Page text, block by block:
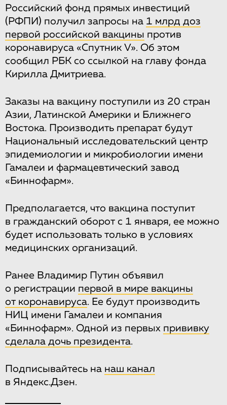
Российский фонд прямых инвестиций
(РФПИ) получил запросы на 1 млрд доз
первой российской вакцины против
коронавируса «Спутник V». Об этом
сообщил РБК со ссылкой на главу фонда
Кирилла Дмитриева.
Заказы на вакцину поступили из 20 стран
Азии, Латинской Америки и Ближнего
Востока. Производить препарат будут
Национальный исследовательский центр
эпидемиологии и микробиологии имени
Гамалеи и фармацевтический завод
«Биннофарм».
Предполагается, что вакцина поступит
в гражданский оборот с 1 января, ее можно
будет использовать только в условиях
медицинских организаций.
Ранее Владимир Путин объявил
о регистрации первой в мире вакцины
от коронавируса. Ее будут производить
НИЦ имени Гамалеи и компания
«Биннофарм». Одной из первых прививку
сделала дочь президента.
Подписывайтесь на наш канал
в Яндекс.Дзен.